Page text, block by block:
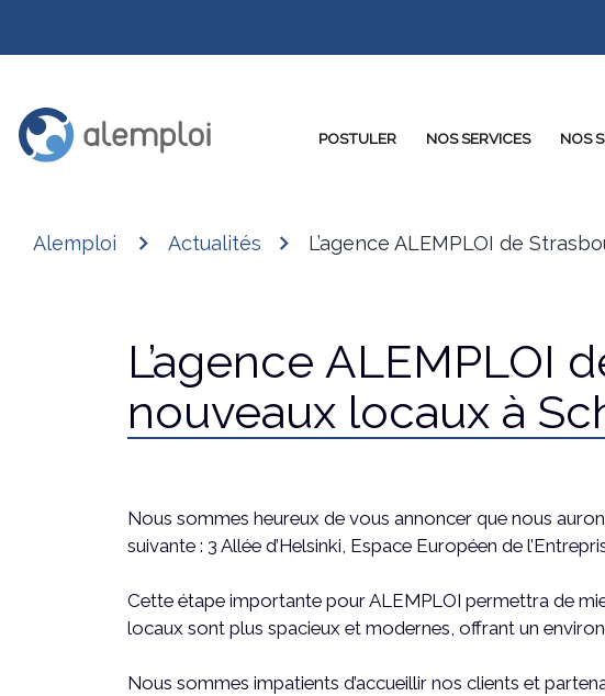
POSTULER NOS SERVICES NOS
Alemploi Actualités L’agence ALEMPLOI de
L’agence ALEMPLOI
nouveaux locaux à
Nous sommes heureux de vous annoncer que nous
suivante : 3 Allée d’Helsinki, Espace Européen de
Cette étape importante pour ALEMPLOI permettra de
locaux sont plus spacieux et modernes, offrant un
Nous sommes impatients d’accueillir nos clients et